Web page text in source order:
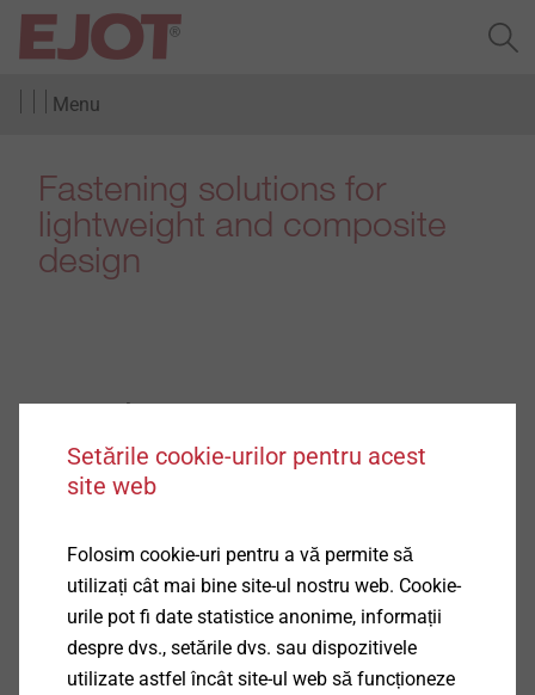
Menu
Fastening solutions for
lightweight and composite
design
Produse
FDS®
Vizualizare produs
Setările cookie-urilor pentru acest
site web
Folosim cookie-uri pentru a vă permite să
utilizați cât mai bine site-ul nostru web. Cookie-
urile pot fi date statistice anonime, informații
despre dvs., setările dvs. sau dispozitivele
utilizate astfel încât site-ul web să funcționeze